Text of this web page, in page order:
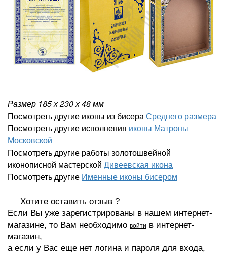
Размер 185х 230 х 48мм
Посмотреть другие иконы из бисераСреднего размера
Посмотреть другие исполнения иконы Матроны
Московской
Посмотреть другие работы золотошвейной
иконописной мастерской Дивеевская икона
Посмотреть другие Именные иконы бисером
Хотите оставить отзыв ?
Если Вы уже зарегистрированы в нашем интернет-
магазине, то Вам необходимо войти в интернет-
магазин,
а если у Вас еще нет логина и пароля для входа,